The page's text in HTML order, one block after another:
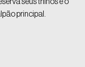
principal.